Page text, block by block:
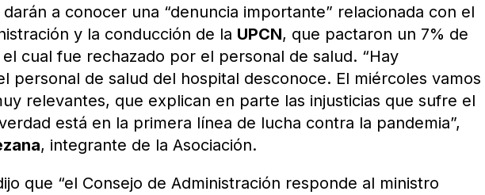
a conocer una “denuncia importante” relacionada con el
y la conducción de la UPCN, que pactaron un 7% de
cual fue rechazado por el personal de salud. “Hay
personal de salud del hospital desconoce. El miércoles vamos
relevantes, que explican en parte las injusticias que sufre el
está en la primera línea de lucha contra la pandemia”,
, integrante de la Asociación.
que “el Consejo de Administración responde al ministro